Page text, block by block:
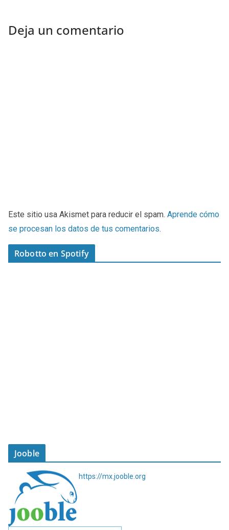
Deja un comentario
Este sitio usa Akismet para reducir el spam. Aprende cómo
se procesan los datos de tus comentarios.
Robotto en Spotify
Jooble
https://mx.jooble.org